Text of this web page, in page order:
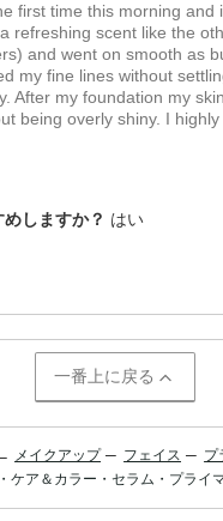
first time this morning and
refreshing scent like the
and went on smooth as
my fine lines without
After my foundation my
being overly shiny. I
しますか？ はい
一番上に戻る
メイクアップ — フェイス — プ
ケア＆カラー・セラム・プライ